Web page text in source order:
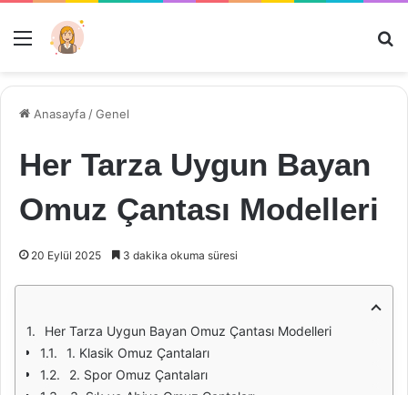
Menü
Anasayfa /Genel
Her Tarza Uygun Bayan
Omuz Çantası Modelleri
20 Eylül 2025 3 dakika okuma süresi
Her Tarza Uygun Bayan Omuz Çantası Modelleri
1. Klasik Omuz Çantaları
2. Spor Omuz Çantaları